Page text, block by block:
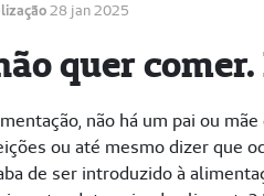
28 jan 2025
quer comer.
não há um pai ou
ou até mesmo dizer que
de ser introduzido à